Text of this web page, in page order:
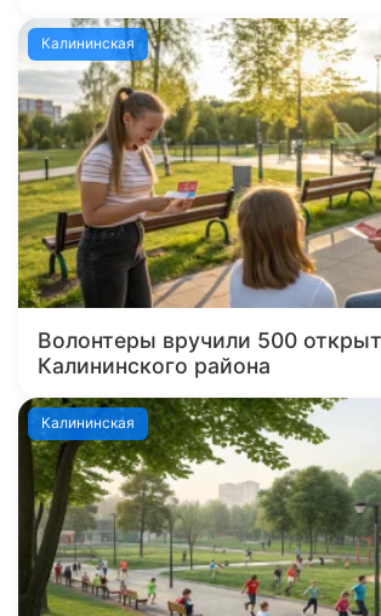
Калининская
Волонтеры вручили 500
Калининского района
Калининская